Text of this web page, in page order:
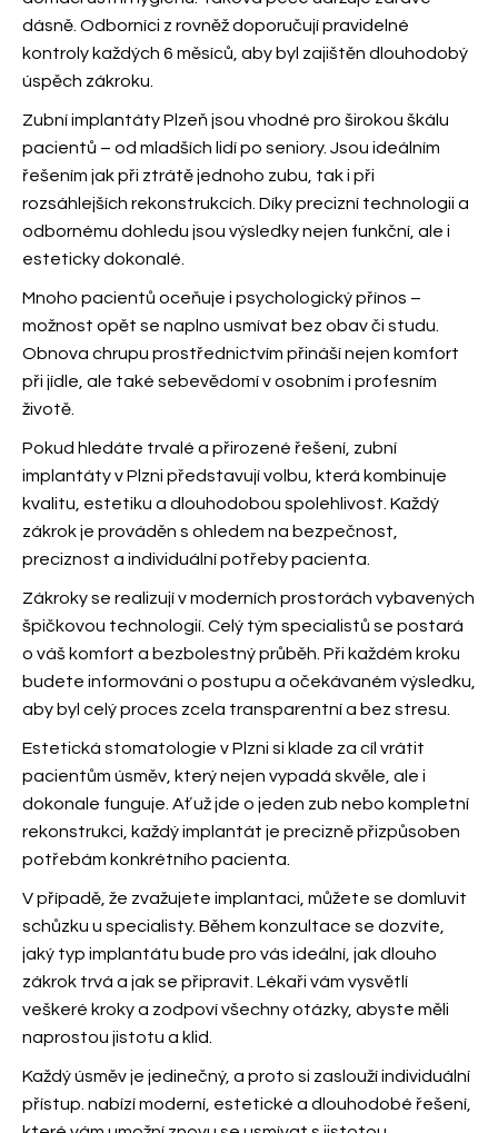
dásně. Odborníci z rovněž doporučují pravidelné
kontroly každých 6 měsíců, aby byl zajištěn dlouhodobý
úspěch zákroku.
Zubní implantáty Plzeň jsou vhodné pro širokou škálu
pacientů – od mladších lidí po seniory. Jsou ideálním
řešením jak při ztrátě jednoho zubu, tak i při
rozsáhlejších rekonstrukcích. Díky precizní technologii a
odbornému dohledu jsou výsledky nejen funkční, ale i
esteticky dokonalé.
Mnoho pacientů oceňuje i psychologický přínos –
možnost opět se naplno usmívat bez obav či studu.
Obnova chrupu prostřednictvím přináší nejen komfort
při jídle, ale také sebevědomí v osobním i profesním
životě.
Pokud hledáte trvalé a přirozené řešení, zubní
implantáty v Plzni představují volbu, která kombinuje
kvalitu, estetiku a dlouhodobou spolehlivost. Každý
zákrok je prováděn s ohledem na bezpečnost,
preciznost a individuální potřeby pacienta.
Zákroky se realizují v moderních prostorách vybavených
špičkovou technologií. Celý tým specialistů se postará
o váš komfort a bezbolestný průběh. Při každém kroku
budete informováni o postupu a očekávaném výsledku,
aby byl celý proces zcela transparentní a bez stresu.
Estetická stomatologie v Plzni si klade za cíl vrátit
pacientům úsměv, který nejen vypadá skvěle, ale i
dokonale funguje. Ať už jde o jeden zub nebo kompletní
rekonstrukci, každý implantát je precizně přizpůsoben
potřebám konkrétního pacienta.
V případě, že zvažujete implantaci, můžete se domluvit
schůzku u specialisty. Během konzultace se dozvíte,
jaký typ implantátu bude pro vás ideální, jak dlouho
zákrok trvá a jak se připravit. Lékaři vám vysvětlí
veškeré kroky a zodpoví všechny otázky, abyste měli
naprostou jistotu a klid.
Každý úsměv je jedinečný, a proto si zaslouží individuální
přístup. nabízí moderní, estetické a dlouhodobé řešení,